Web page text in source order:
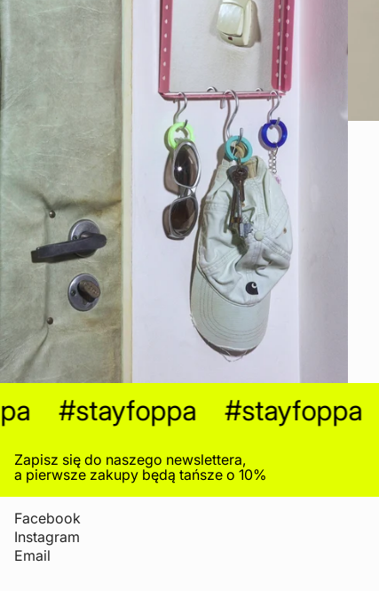
#stayfoppa #stayfoppa
Zapisz się do naszego newslettera,
a pierwsze zakupy będą tańsze o 10%
Facebook
Instagram
Email